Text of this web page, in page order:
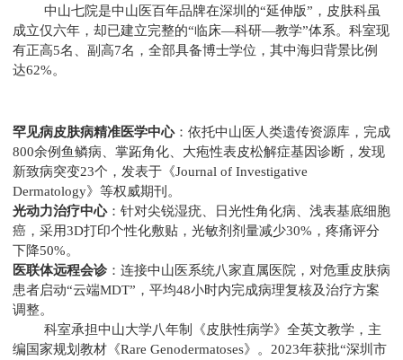
中山七院是中山医百年品牌在深圳的“延伸版”，皮肤科虽
成立仅六年，却已建立完整的“临床—科研—教学”体系。科室现
有正高5名、副高7名，全部具备博士学位，其中海归背景比例
达62%。
罕见病皮肤病精准医学中心：依托中山医人类遗传资源库，完成
800余例鱼鳞病、掌跖角化、大疱性表皮松解症基因诊断，发现
新致病突变23个，发表于《Journal of Investigative
Dermatology》等权威期刊。
光动力治疗中心：针对尖锐湿疣、日光性角化病、浅表基底细胞
癌，采用3D打印个性化敷贴，光敏剂剂量减少30%，疼痛评分
下降50%。
医联体远程会诊：连接中山医系统八家直属医院，对危重皮肤病
患者启动“云端MDT”，平均48小时内完成病理复核及治疗方案
调整。
科室承担中山大学八年制《皮肤性病学》全英文教学，主
编国家规划教材《Rare Genodermatoses》。2023年获批“深圳市